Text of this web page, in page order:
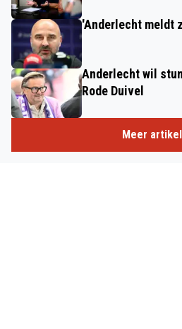
'Anderlecht meldt
Anderlecht wil
Rode Duivel
Meer